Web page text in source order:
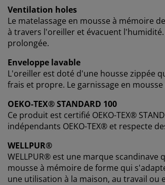
Ventilation holes
Le matelassage en mousse à mémoire
à travers l'oreiller et évacuent
prolongée.
Enveloppe lavable
L'oreiller est doté d'une housse zippée
frais et propre. Le garnissage en
OEKO-TEX® STANDARD 100
Ce produit est certifié OEKO-TEX®
indépendants OEKO-TEX® et respecte
WELLPUR®
WELLPUR® est une marque
mousse à mémoire de forme qui
une utilisation à la maison, au travail ou